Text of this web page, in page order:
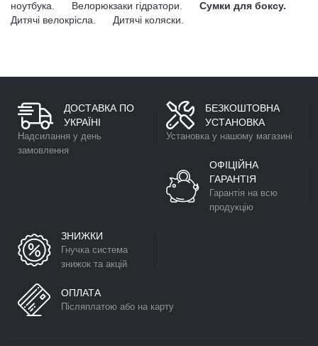
ноутбука.
Велорюкзаки гідратори.
Сумки для боксу.
Дитячі велокрісла.
Дитячі коляски.
ДОСТАВКА ПО
УКРАЇНІ
Надсилання у день
замовлення
БЕЗКОШТОВНА
УСТАНОВКА
Установка у нашому магазині
ОФІЦІЙНА
ГАРАНТІЯ
Гарантія на всю
продукцію
ЗНИЖКИ
Гнучка система
знижок та акцій
ОПЛАТА
Післяплатою або на карту